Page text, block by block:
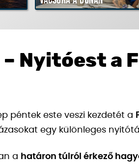
Nyitóest a
péntek este veszi kezdetét a
egy különleges
a határon túlról érkező